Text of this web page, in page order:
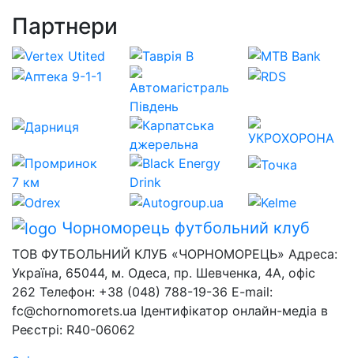
Партнери
Чорноморець футбольний клуб
ТОВ ФУТБОЛЬНИЙ КЛУБ «ЧОРНОМОРЕЦЬ» Адреса:
Україна, 65044, м. Одеса, пр. Шевченка, 4А, офіс
262 Телефон: +38 (048) 788-19-36 E-mail:
fc@chornomorets.ua Ідентифікатор онлайн-медіа в
Реєстрі: R40-06062